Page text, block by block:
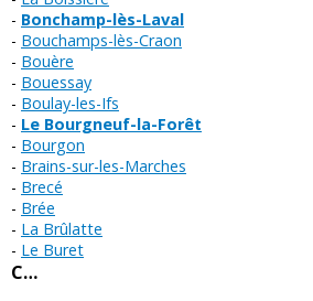
Bonchamp-lès-Laval
Bouchamps-lès-Craon
Bouère
Bouessay
Boulay-les-Ifs
Le Bourgneuf-la-Forêt
Bourgon
Brains-sur-les-Marches
Brecé
Brée
La Brûlatte
Le Buret
C…